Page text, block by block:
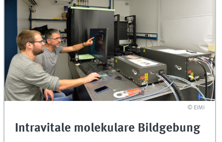
© EIMI
Intravitale molekulare Bildgebung